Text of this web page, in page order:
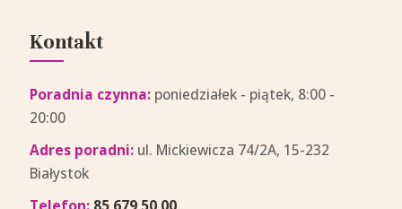
Kontakt
Poradnia czynna: poniedziałek - piątek, 8:00 -
20:00
Adres poradni: ul. Mickiewicza 74/2A, 15-232
Białystok